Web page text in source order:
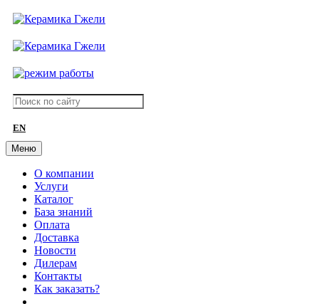
EN
Меню
О компании
Услуги
Каталог
База знаний
Оплата
Доставка
Новости
Дилерам
Контакты
Как заказать?